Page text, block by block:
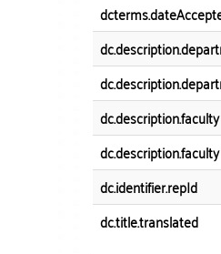
dc.description.faculty
dc.description.faculty
dc.identifier.repId
dc.title.translated